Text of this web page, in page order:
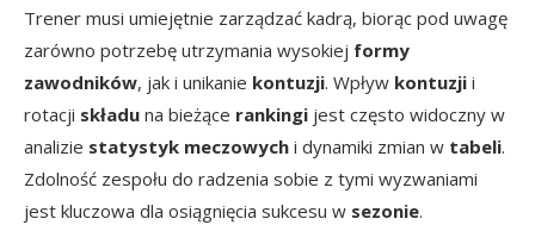
Trener musi umiejętnie zarządzać kadrą, biorąc pod uwagę
zarówno potrzebę utrzymania wysokiej formy
zawodników, jak i unikanie kontuzji. Wpływ kontuzji i
rotacji składu na bieżące rankingi jest często widoczny w
analizie statystyk meczowych i dynamiki zmian w tabeli.
Zdolność zespołu do radzenia sobie z tymi wyzwaniami
jest kluczowa dla osiągnięcia sukcesu w sezonie.